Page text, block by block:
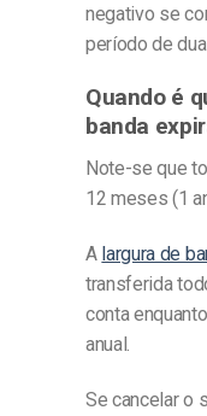
negativo se
período de
Quando é
banda
Note-se que
12 meses (1
A largura de
transferida
conta
anual.
Se cancelar o